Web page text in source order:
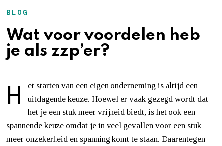
BLOG
Wat voor voordelen heb
je als zzp’er?
H
et starten van een eigen onderneming is altijd een
uitdagende keuze. Hoewel er vaak gezegd wordt dat
het je een stuk meer vrijheid biedt, is het ook een
spannende keuze omdat je in veel gevallen voor een stuk
meer onzekerheid en spanning komt te staan. Daarentegen